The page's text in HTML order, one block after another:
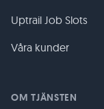
Uptrail Job Slots
Våra kunder
OM TJÄNSTEN